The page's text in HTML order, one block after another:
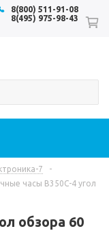
8(800) 511-91-08
8(495) 975-98-43
7
-
часы В350С-4 угол
обзора 60